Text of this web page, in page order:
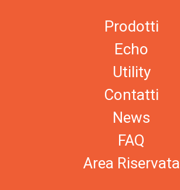
Prodotti
Echo
Utility
Contatti
News
FAQ
Area Riservata